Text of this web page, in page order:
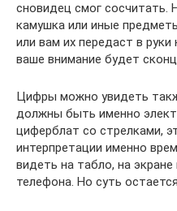
сновидец смог сосчитать.
камушка или иные
или вам их передаст в
ваше внимание будет
Цифры можно увидеть
должны быть именно
циферблат со стрелками,
интерпретации именно
видеть на табло, на
телефона. Но суть